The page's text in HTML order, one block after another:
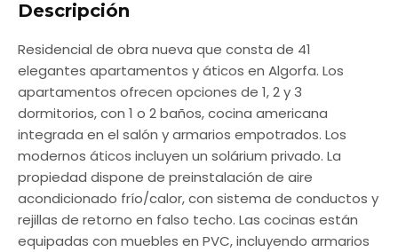
Descripción
Residencial de obra nueva que consta de 41
elegantes apartamentos y áticos en Algorfa. Los
apartamentos ofrecen opciones de 1, 2 y 3
dormitorios, con 1 o 2 baños, cocina americana
integrada en el salón y armarios empotrados. Los
modernos áticos incluyen un solárium privado. La
propiedad dispone de preinstalación de aire
acondicionado frío/calor, con sistema de conductos y
rejillas de retorno en falso techo. Las cocinas están
equipadas con muebles en PVC, incluyendo armarios